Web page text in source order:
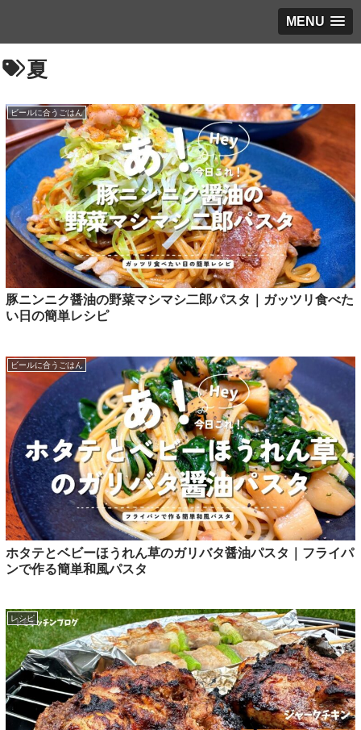
MENU
夏
ビールに合うごはん
豚ニンニク醤油の野菜マシマシ二郎パスタ｜ガッツリ食べた
い日の簡単レシピ
ビールに合うごはん
ホタテとベビーほうれん草のガリバタ醤油パスタ｜フライパ
ンで作る簡単和風パスタ
レシピ